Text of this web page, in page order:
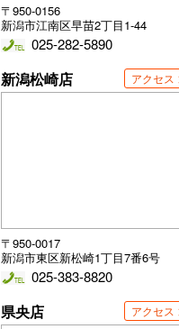
〒950-0156
新潟市江南区早苗2丁目1-44
025-282-5890
新潟松崎店 アクセス
〒950-0017
新潟市東区新松崎1丁目7番6号
025-383-8820
県央店 アクセス